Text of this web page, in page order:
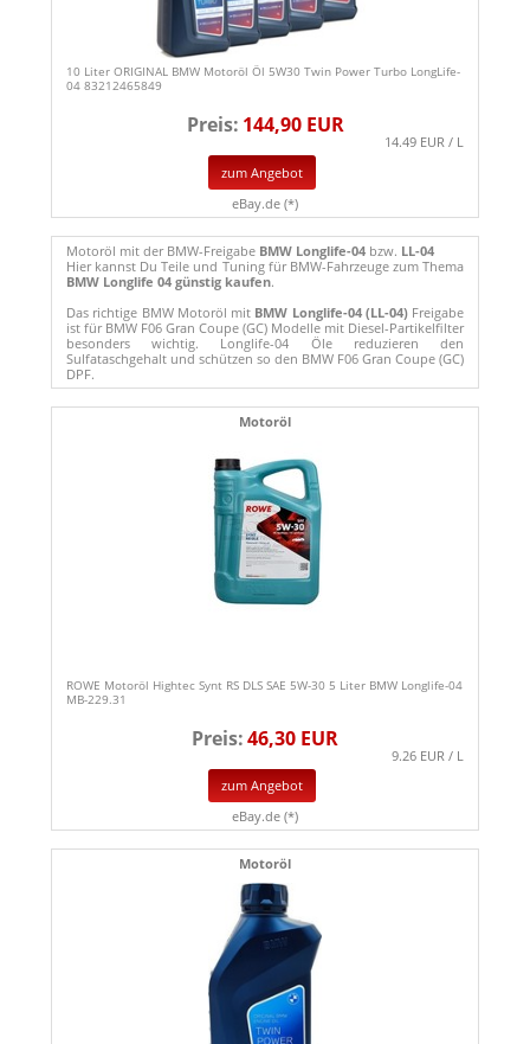
10 Liter ORIGINAL BMW Motoröl Öl 5W30 Twin Power Turbo LongLife-
04 83212465849
Preis: 144,90 EUR
14.49 EUR / L
zum Angebot
eBay.de (*)
Motoröl mit der BMW-Freigabe BMW Longlife-04 bzw. LL-04
Hier kannst Du Teile und Tuning für BMW-Fahrzeuge zum Thema
BMW Longlife 04 günstig kaufen.
Das richtige BMW Motoröl mit BMW Longlife-04 (LL-04)Freigabe
ist für BMW F06 Gran Coupe (GC) Modelle mit Diesel-Partikelfilter
besonders wichtig. Longlife-04 Öle reduzieren den
Sulfataschgehalt und schützen so den BMW F06 Gran Coupe (GC)
DPF.
Motoröl
ROWE Motoröl Hightec Synt RS DLS SAE 5W-30 5 Liter BMW Longlife-04
MB-229.31
Preis:46,30 EUR
9.26 EUR / L
zum Angebot
eBay.de (*)
Motoröl